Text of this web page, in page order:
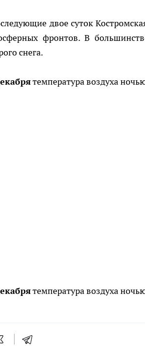
двое суток
фронтов. В
снега.
температура воздуха
температура воздуха